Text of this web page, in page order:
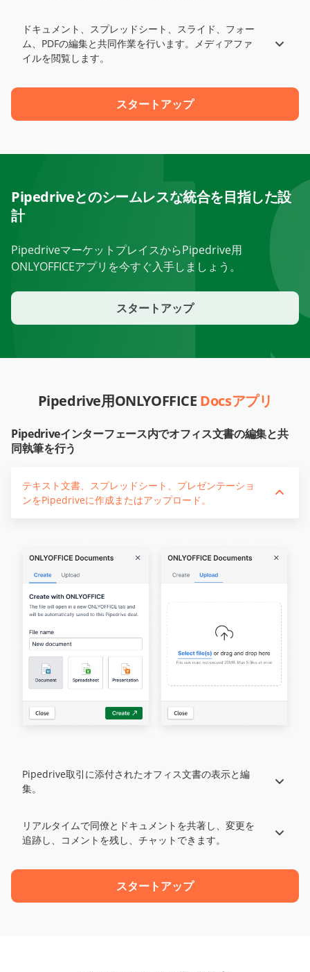
ドキュメント、スプレッドシート、スライド、フォー
ム、PDFの編集と共同作業を行います。メディアファ
イルを閲覧します。
スタートアップ
Pipedriveとのシームレスな統合を目指した設
計
PipedriveマーケットプレイスからPipedrive用
ONLYOFFICEアプリを今すぐ入手しましょう。
スタートアップ
Pipedrive用ONLYOFFICE Docsアプリ
Pipedriveインターフェース内でオフィス文書の編集と共
同執筆を行う
テキスト文書、スプレッドシート、プレゼンテーショ
ンをPipedriveに作成またはアップロード。
Pipedrive取引に添付されたオフィス文書の表示と編
集。
リアルタイムで同僚とドキュメントを共著し、変更を
追跡し、コメントを残し、チャットできます。
スタートアップ